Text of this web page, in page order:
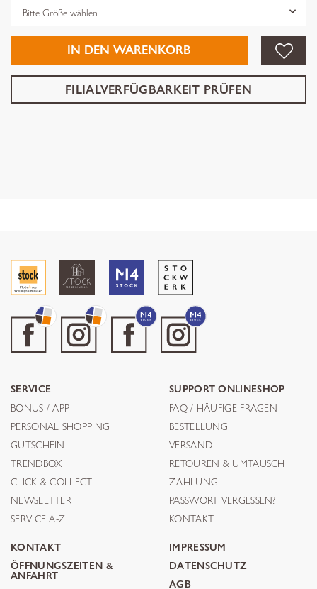
IN DEN WARENKORB
FILIALVERFÜGBARKEIT PRÜFEN
SERVICE
BONUS / APP
PERSONAL SHOPPING
GUTSCHEIN
TRENDBOX
CLICK & COLLECT
NEWSLETTER
SERVICE A-Z
SUPPORT ONLINESHOP
FAQ / HÄUFIGE FRAGEN
BESTELLUNG
VERSAND
RETOUREN & UMTAUSCH
ZAHLUNG
PASSWORT VERGESSEN?
KONTAKT
KONTAKT
ÖFFNUNGSZEITEN &
ANFAHRT
IMPRESSUM
DATENSCHUTZ
AGB